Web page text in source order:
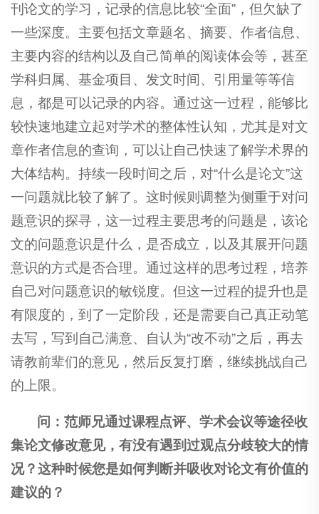
刊论文的学习，记录的信息比较“全面”，但欠缺了
一些深度。主要包括文章题名、摘要、作者信息、
主要内容的结构以及自己简单的阅读体会等，甚至
学科归属、基金项目、发文时间、引用量等等信
息，都是可以记录的内容。通过这一过程，能够比
较快速地建立起对学术的整体性认知，尤其是对文
章作者信息的查询，可以让自己快速了解学术界的
大体结构。持续一段时间之后，对“什么是论文”这
一问题就比较了解了。这时候则调整为侧重于对问
题意识的探寻，这一过程主要思考的问题是，该论
文的问题意识是什么，是否成立，以及其展开问题
意识的方式是否合理。通过这样的思考过程，培养
自己对问题意识的敏锐度。但这一过程的提升也是
有限度的，到了一定阶段，还是需要自己真正动笔
去写，写到自己满意、自认为“改不动”之后，再去
请教前辈们的意见，然后反复打磨，继续挑战自己
的上限。
问：范师兄通过课程点评、学术会议等途径收
集论文修改意见，有没有遇到过观点分歧较大的情
况？这种时候您是如何判断并吸收对论文有价值的
建议的？